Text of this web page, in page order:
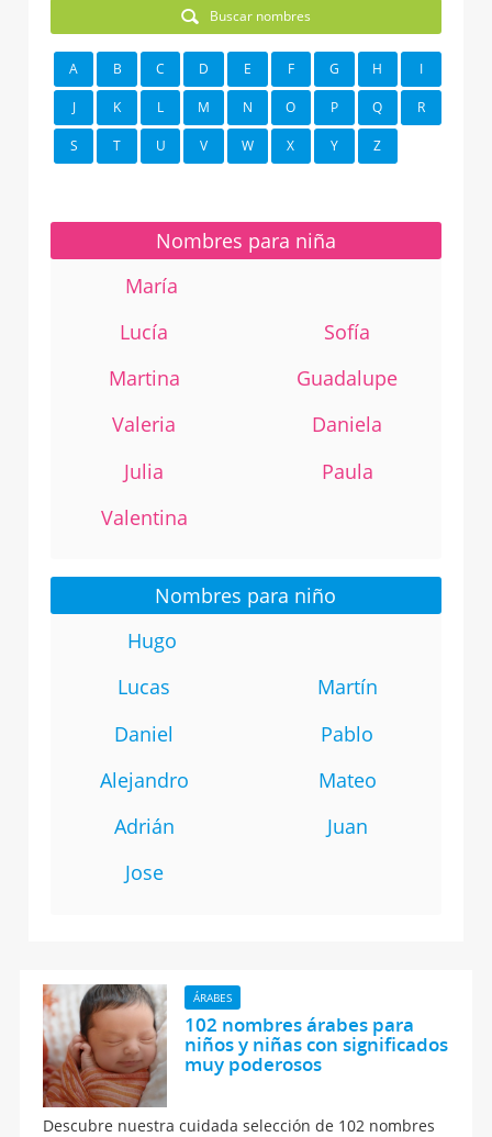
Buscar nombres
A B C D E F G H I
J K L M N O P Q R
S T U V W X Y Z
Nombres para niña
María
Lucía
Sofía
Martina
Guadalupe
Valeria
Daniela
Julia
Paula
Valentina
Nombres para niño
Hugo
Lucas
Martín
Daniel
Pablo
Alejandro
Mateo
Adrián
Juan
Jose
ÁRABES
102 nombres árabes para
niños y niñas con significados
muy poderosos
Descubre nuestra cuidada selección de 102 nombres